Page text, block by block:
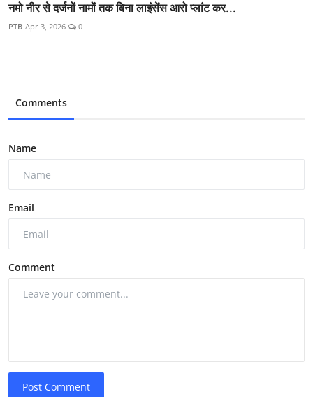
नमो नीर से दर्जनों नामों तक बिना लाइंसेंस आरो प्लांट कर...
PTB Apr 3, 2026 0
Comments
Name
Email
Comment
Post Comment